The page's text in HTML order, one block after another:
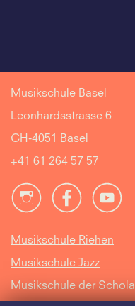
Musikschule Basel
Leonhardsstrasse 6
CH-4051 Basel
+41 61 264 57 57
Musikschule Riehen
Musikschule Jazz
Musikschule der Schola